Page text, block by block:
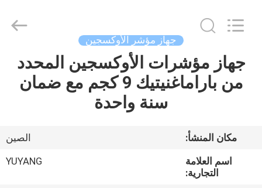
مسكن
عرض
الواقع
الافتراضي
INSTRUMENT
جهاز مؤشر الأوكسجين
جهاز مؤشرات الأوكسجين المحدد
من باراماغنيتيك 9 كجم مع ضمان
سنة واحدة
مكان المنشأ:
الصين
اسم العلامة
التجارية:
YUYANG